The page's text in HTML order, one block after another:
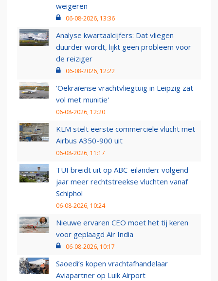
weigeren
06-08-2026, 13:36
Analyse kwartaalcijfers: Dat vliegen
duurder wordt, lijkt geen probleem voor
de reiziger
06-08-2026, 12:22
'Oekraïense vrachtvliegtuig in Leipzig zat
vol met munitie'
06-08-2026, 12:20
KLM stelt eerste commerciële vlucht met
Airbus A350-900 uit
06-08-2026, 11:17
TUI breidt uit op ABC-eilanden: volgend
jaar meer rechtstreekse vluchten vanaf
Schiphol
06-08-2026, 10:24
Nieuwe ervaren CEO moet het tij keren
voor geplaagd Air India
06-08-2026, 10:17
Saoedi’s kopen vrachtafhandelaar
Aviapartner op Luik Airport